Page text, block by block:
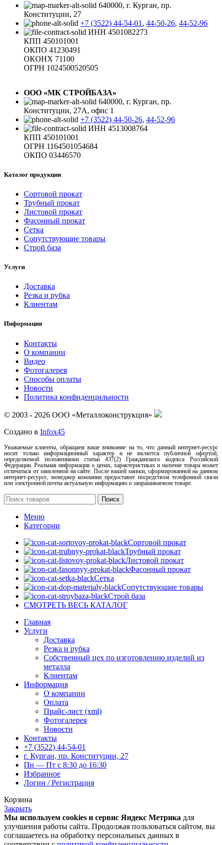
640000, г. Курган, пр.
Конституции, 27
+7 (3522) 44-54-01 , 44-50-26, 44-52-96
ИНН 4501082273
КПП 450101001
ОКПО 41230491
ОКОНХ 71100
ОГРН 1024500520505
ООО «МК СТРОЙБАЗА»
640000, г. Курган, пр.
Конституции, 27А, офис 1
+7 (3522) 44-50-26, 44-52-96
ИНН 4513008764
КПП 450101001
ОГРН 1164501054684
ОКПО 03446570
Каталог продукции
Сортовой прокат
Трубный прокат
Листовой прокат
Фасонный прокат
Сетка
Сопутствующие товары
Строй база
Услуги
Доставка
Резка и рубка
Клиентам
Информация
Контакты
О компании
Видео
Фотогалерея
Способы оплаты
Новости
Политика конфиденцильности
© 2003 - 2026 ООО «Металлоконструкция»
Создано в Infox45
Уважаемые клиенты, обращаем ваше внимание на то, что данный интернет-ресурс
носит только информационный характер и не является публичной офертой,
определяемой положениями статьи 437(2) Гражданского кодекса Российской
Федерации. Реальная информация о ценах, характеристиках и наличие товара может
отличаться от заявленной на сайте. После вашей заявки, сформированной на данном
интернет-ресурсе, менеджер компании предоставит посредством телефонной связи
или электронной почты актуальную информацию о запрашиваемом товаре.
Поиск
Меню
Категории
Сортовой прокат
Трубный прокат
Листовой прокат
Фасонный прокат
Сетка
Сопутствующие товары
Строй база
СМОТРЕТЬ ВЕСЬ КАТАЛОГ
Главная
Услуги
Доставка
Резка и рубка
Собственный цех по изготовлению изделий из
металла
Клиентам
Информация
О компании
Оплата
Прайс-лист (xml)
Фотогалерея
Новости
Контакты
+7 (3522) 44-54-01
г. Курган, пр. Конституции, 27
Пн — Пт с 8:30 до 16:30
Избранное
Логин / Регистрация
Корзина
Закрыть
Мы используем cookies и сервис Яндекс Метрика для
улучшения работы сайта. Продолжая пользоваться сайтом, вы
соглашаетесь на обработку персональных данных в